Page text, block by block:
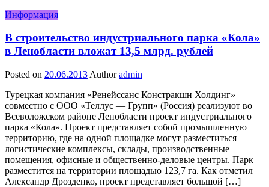
Информация
В строительство индустриального парка «Кола»
в Ленобласти вложат 13,5 млрд. рублей
Posted on 20.06.2013 Author admin
Турецкая компания «Ренейссанс Констракшн Холдинг»
совместно с ООО «Теллус — Групп» (Россия) реализуют во
Всеволожском районе Ленобласти проект индустриального
парка «Кола». Проект представляет собой промышленную
территорию, где на одной площадке могут разместиться
логистические комплексы, склады, производственные
помещения, офисные и общественно-деловые центры. Парк
разместится на территории площадью 123,7 га. Как отметил
Александр Дрозденко, проект представляет большой […]